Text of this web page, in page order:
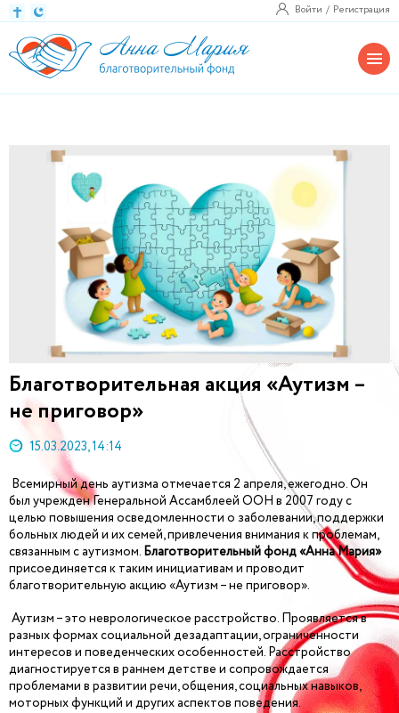
Войти Регистрация
Благотворительная акция «Аутизм –
не приговор»
15.03.2023, 14:14
Всемирный день аутизма отмечается 2 апреля, ежегодно. Он
был учрежден Генеральной Ассамблеей ООН в 2007 году с
целью повышения осведомленности о заболевании, поддержки
больных людей и их семей, привлечения внимания к проблемам,
связанным с аутизмом. Благотворительный фонд «Анна Мария»
присоединяется к таким инициативам и проводит
благотворительную акцию «Аутизм – не приговор».
Аутизм – это неврологическое расстройство. Проявляется в
разных формах социальной дезадаптации, ограниченности
интересов и поведенческих особенностей. Расстройство
диагностируется в раннем детстве и сопровождается
проблемами в развитии речи, общения, социальных навыков,
моторных функций и других аспектов поведения.